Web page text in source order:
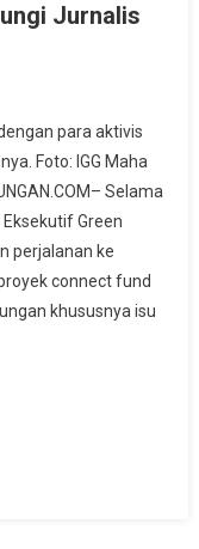
Jurnalis
para aktivis
Foto: IGG Maha
Selama
Green
perjalanan ke
connect fund
khususnya isu